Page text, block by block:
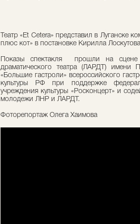
Театр «Et Cetera» представил в Луганске
плюс кот» в постановке Кирилла
Показы спектакля прошли на сцене
драматического театра (ЛАРДТ) имени
«Большие гастроли» всероссийского
культуры РФ при поддержке
учреждения культуры «Росконцерт» и
молодежи ЛНР и ЛАРДТ.
Фоторепортаж Олега Хаимова